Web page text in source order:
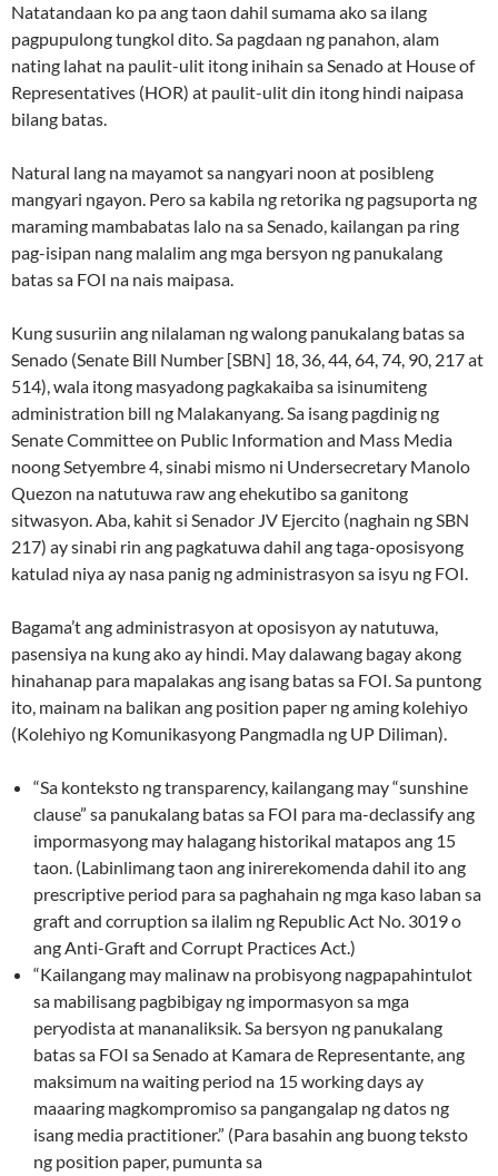
Natatandaan ko pa ang taon dahil sumama ako sa ilang
pagpupulong tungkol dito. Sa pagdaan ng panahon, alam
nating lahat na paulit-ulit itong inihain sa Senado at House of
Representatives (HOR) at paulit-ulit din itong hindi naipasa
bilang batas.
Natural lang na mayamot sa nangyari noon at posibleng
mangyari ngayon. Pero sa kabila ng retorika ng pagsuporta ng
maraming mambabatas lalo na sa Senado, kailangan pa ring
pag-isipan nang malalim ang mga bersyon ng panukalang
batas sa FOI na nais maipasa.
Kung susuriin ang nilalaman ng walong panukalang batas sa
Senado (Senate Bill Number [SBN] 18, 36, 44, 64, 74, 90, 217 at
514), wala itong masyadong pagkakaiba sa isinumiteng
administration bill ng Malakanyang. Sa isang pagdinig ng
Senate Committee on Public Information and Mass Media
noong Setyembre 4, sinabi mismo ni Undersecretary Manolo
Quezon na natutuwa raw ang ehekutibo sa ganitong
sitwasyon. Aba, kahit si Senador JV Ejercito (naghain ng SBN
217) ay sinabi rin ang pagkatuwa dahil ang taga-oposisyong
katulad niya ay nasa panig ng administrasyon sa isyu ng FOI.
Bagama’t ang administrasyon at oposisyon ay natutuwa,
pasensiya na kung ako ay hindi. May dalawang bagay akong
hinahanap para mapalakas ang isang batas sa FOI. Sa puntong
ito, mainam na balikan ang position paper ng aming kolehiyo
(Kolehiyo ng Komunikasyong Pangmadla ng UP Diliman).
“Sa konteksto ng transparency, kailangang may “sunshine
clause” sa panukalang batas sa FOI para ma-declassify ang
impormasyong may halagang historikal matapos ang 15
taon. (Labinlimang taon ang inirerekomenda dahil ito ang
prescriptive period para sa paghahain ng mga kaso laban sa
graft and corruption sa ilalim ng Republic Act No. 3019 o
ang Anti-Graft and Corrupt Practices Act.)
“Kailangang may malinaw na probisyong nagpapahintulot
sa mabilisang pagbibigay ng impormasyon sa mga
peryodista at mananaliksik. Sa bersyon ng panukalang
batas sa FOI sa Senado at Kamara de Representante, ang
maksimum na waiting period na 15 working days ay
maaaring magkompromiso sa pangangalap ng datos ng
isang media practitioner.” (Para basahin ang buong teksto
ng position paper, pumunta sa